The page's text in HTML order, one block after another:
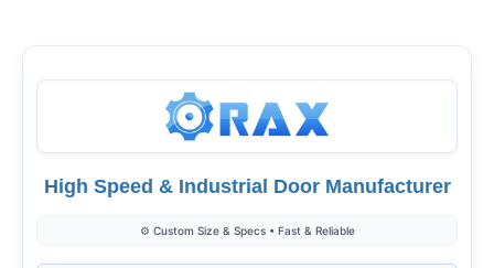
High Speed & Industrial Door Manufacturer
⚙️ Custom Size & Specs • Fast & Reliable